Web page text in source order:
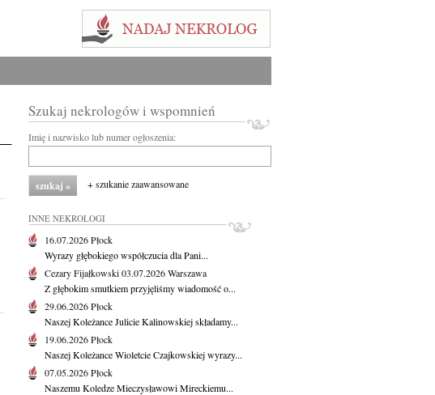
Szukaj nekrologów i wspomnień
Imię i nazwisko lub numer ogłoszenia:
+ szukanie zaawansowane
INNE NEKROLOGI
16.07.2026Płock
Wyrazy głębokiego współczucia dla Pani...
Cezary Fijałkowski03.07.2026Warszawa
Z głębokim smutkiem przyjęliśmy wiadomość o...
29.06.2026Płock
Naszej Koleżance Julicie Kalinowskiej składamy...
19.06.2026Płock
Naszej Koleżance Wioletcie Czajkowskiej wyrazy...
07.05.2026Płock
Naszemu Koledze Mieczysławowi Mireckiemu...